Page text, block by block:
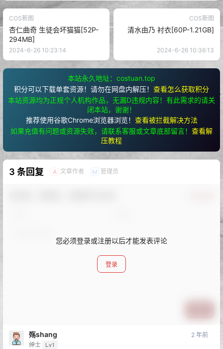
COS新图
杏仁曲奇 生徒会坏猫猫[52P-
294MB]
2024-6-26 10:23:14
COS新图
清水由乃 衬衣[60P-1.21GB]
2024-6-26 10:36:13
本站永久地址：costuan.top
积分可以下载单套资源！请勿在网盘内解压！ 查看怎么获取积分
本站资源均为正规个人机构作品，无漏D违规内容！有此需求的请关
闭本站，谢谢！
推荐使用谷歌Chrome浏览器浏览！ 查看被拦截解决方法
如果充值有问题或资源失效，请联系客服或文章底部留言！ 查看解
压教程
3 条回复 A 文章作者 M 管理员
您必须登录或注册以后才能发表评论
登录
殇shang
绅士 Lv1
2 年前